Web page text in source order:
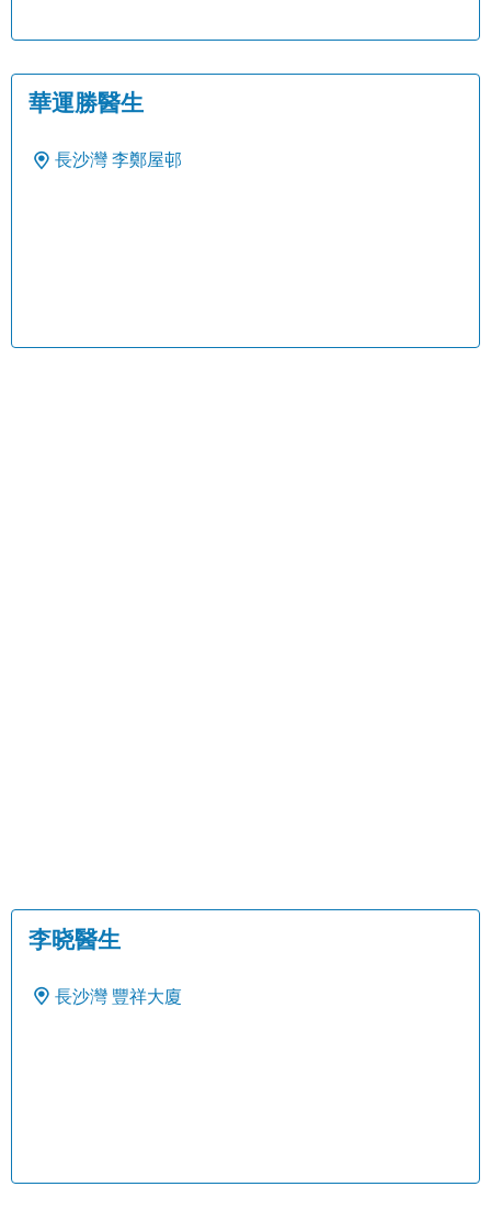
華運勝醫生
長沙灣 李鄭屋邨
李晓醫生
長沙灣 豐祥大廈